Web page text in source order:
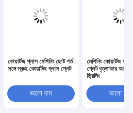
কোয়ার্টজ গ্লাস মেশিনিং ছোট গর্ত
সঙ্গে স্বচ্ছ কোয়ার্টজ গ্লাস প্লেট
ভালো দাম
মেশিনিং কোয়ার্টজ
প্লেট বৃত্তাকার আকৃতি
ড্রিলিং
ভালো দাম